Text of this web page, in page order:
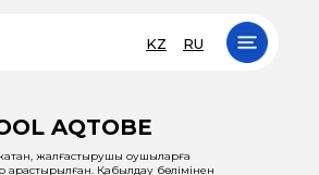
KZ RU
жалғастырушы оқушыларға
қарастырылған. Қабылдау бөлімінен
AQTOBE